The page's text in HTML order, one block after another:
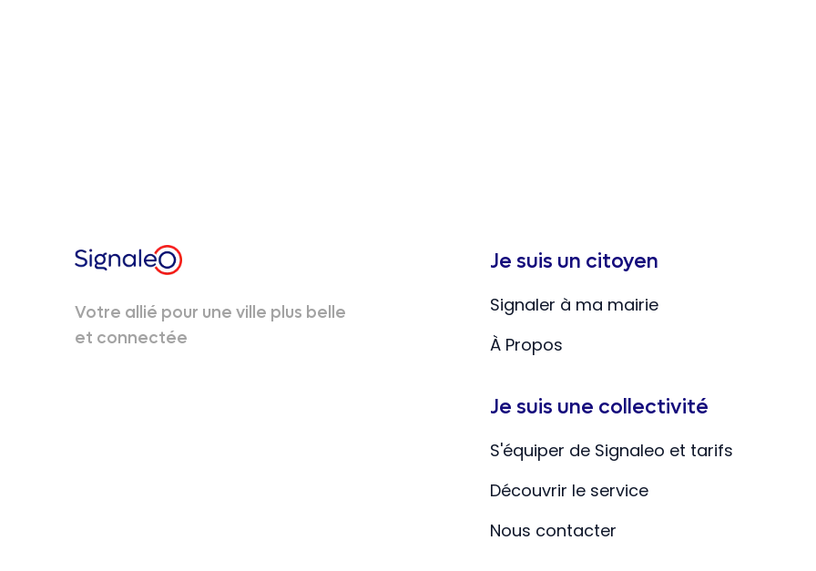
Votre allié pour une ville plus belle
et connectée
Je suis un citoyen
Signaler à ma mairie
À Propos
Je suis une collectivité
S'équiper de Signaleo et tarifs
Découvrir le service
Nous contacter